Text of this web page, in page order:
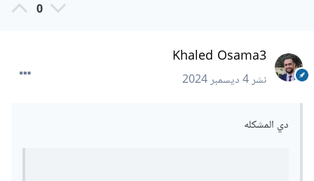
0
Khaled Osama3
نشر4 ديسمبر 2024
دي المشكله